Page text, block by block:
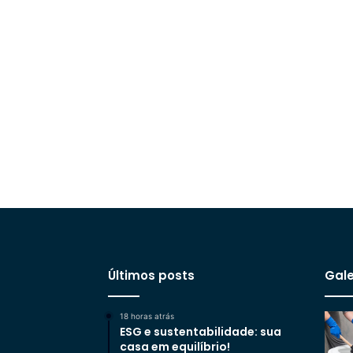
Últimos posts
18 horas atrás
ESG e sustentabilidade: sua
casa em equilíbrio!